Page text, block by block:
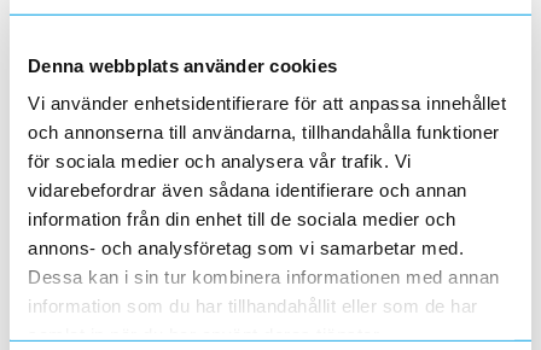
Denna webbplats använder cookies
Vi använder enhetsidentifierare för att anpassa innehållet
och annonserna till användarna, tillhandahålla funktioner
för sociala medier och analysera vår trafik. Vi
vidarebefordrar även sådana identifierare och annan
information från din enhet till de sociala medier och
annons- och analysföretag som vi samarbetar med.
Dessa kan i sin tur kombinera informationen med annan
information som du har tillhandahållit eller som de har
samlat in när du har använt deras tjänster.
Temperaturkoefficient ±50 ppm/°C
Varumärke LINJATOR
kropp 2.3 mm Längd kropp 6.5 mm
Märkeffekt 0,6 W Tolerans ±1 %
Spänningstålighet 250 V
Temperaturkoefficient ±50 ppm/°C
FP Lägg i kundvagn
MOTSTÅND 1K
ArtNr 5020228
Varumärke LINJATOR
Metallfilmsmotstånd 1 kOhm Diameter kropp
W Tolerans ±1 % Spänningstålighet 250 V
Temperaturkoefficient ±50 ppm/°C
FP Lägg i kundvagn
MOTSTÅND 5,6K
ArtNr
5020233
Varumärke LINJATOR
Metallfilmsmotstånd 5,6 kOhm Diameter
kropp 2.3 mm Längd kropp 6.5 mm